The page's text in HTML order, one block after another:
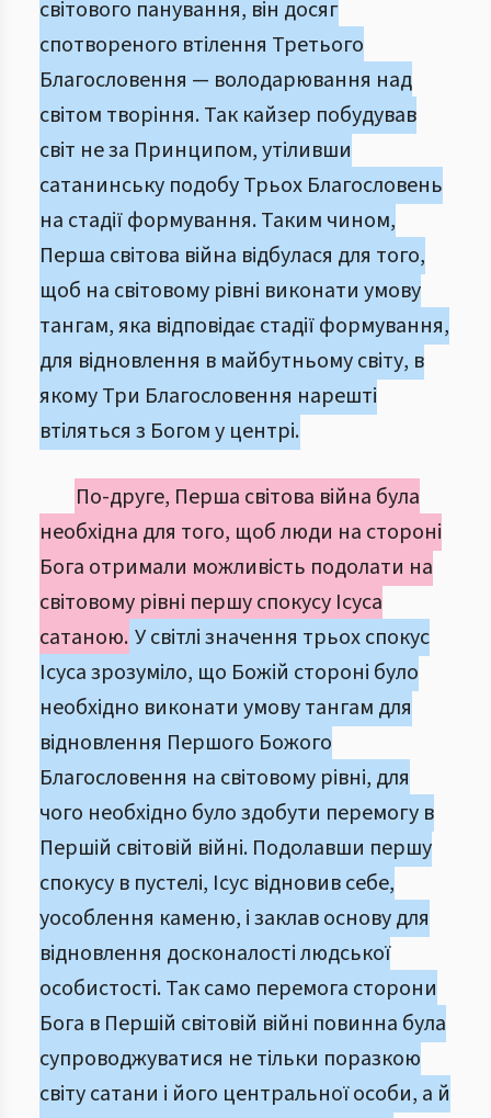
світового панування, він досяг
спотвореного втілення Третього
Благословення — володарювання над
світом творіння. Так кайзер побудував
світ не за Принципом, утіливши
сатанинську подобу Трьох Благословень
на стадії формування. Таким чином,
Перша світова війна відбулася для того,
щоб на світовому рівні виконати умову
тангам, яка відповідає стадії формування,
для відновлення в майбутньому світу, в
якому Три Благословення нарешті
втіляться з Богом у центрі.
По-друге, Перша світова війна була
необхідна для того, щоб люди на стороні
Бога отримали можливість подолати на
світовому рівні першу спокусу Ісуса
сатаною. У світлі значення трьох спокус
Ісуса зрозуміло, що Божій стороні було
необхідно виконати умову тангам для
відновлення Першого Божого
Благословення на світовому рівні, для
чого необхідно було здобути перемогу в
Першій світовій війні. Подолавши першу
спокусу в пустелі, Ісус відновив себе,
уособлення каменю, і заклав основу для
відновлення досконалості людської
особистості. Так само перемога сторони
Бога в Першій світовій війні повинна була
супроводжуватися не тільки поразкою
світу сатани і його центральної особи, а й